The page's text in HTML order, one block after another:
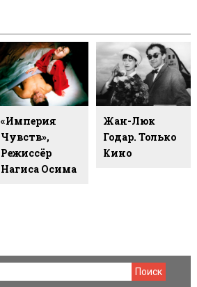
«Империя
Чувств»,
Режиссёр
Нагиса Осима
Жан-Люк
Годар. Только
Кино